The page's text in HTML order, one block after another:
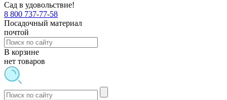
Сад в удовольствие!
8 800 737-77-58
Посадочный материал
почтой
В корзине
нет товаров